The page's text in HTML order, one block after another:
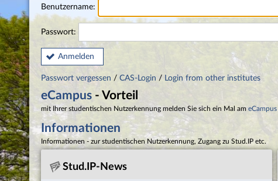
Benutzername:
Passwort:
Anmelden
Passwort vergessen / CAS-Login / Login from other institutes
eCampus - Vorteil
mit Ihrer studentischen Nutzerkennung melden Sie sich ein Mal am eCampus
Informationen
Informationen - zur studentischen Nutzerkennung, Zugang zu Stud.IP etc.
Stud.IP-News